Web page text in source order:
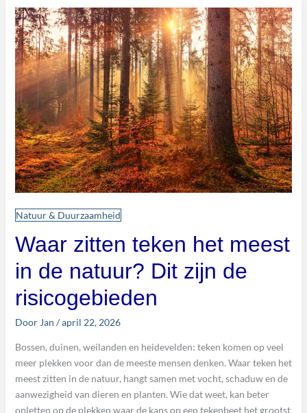
Natuur & Duurzaamheid
Waar zitten teken het meest
in de natuur? Dit zijn de
risicogebieden
Door Jan /april 22, 2026
Bossen, duinen, weilanden en heidevelden: teken komen op veel
meer plekken voor dan de meeste mensen denken. Waar teken het
meest zitten in de natuur, hangt samen met vocht, schaduw en de
aanwezigheid van dieren en planten. Wie dat weet, kan beter
opletten op de plekken waar de kans op een tekenbeet het grootst
zitten
teken
het
meest
in
de
natuur?
Dit
zijn
de
risicogebieden